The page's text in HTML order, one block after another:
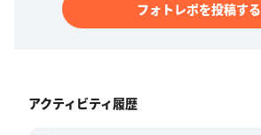
フォトレポを投稿する
アクティビティ履歴